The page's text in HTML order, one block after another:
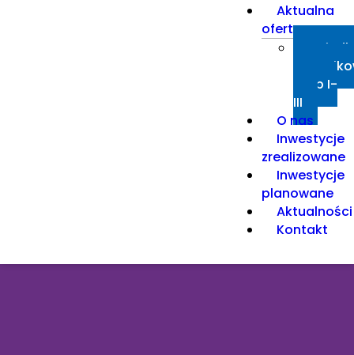
Aktualna
oferta
etap I-
III
O nas
Inwestycje
zrealizowane
Inwestycje
planowane
Aktualności
Kontakt